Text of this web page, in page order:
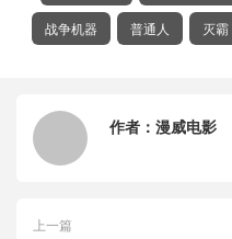
战争机器 普通人 灭霸
作者： 漫威电影
上一篇